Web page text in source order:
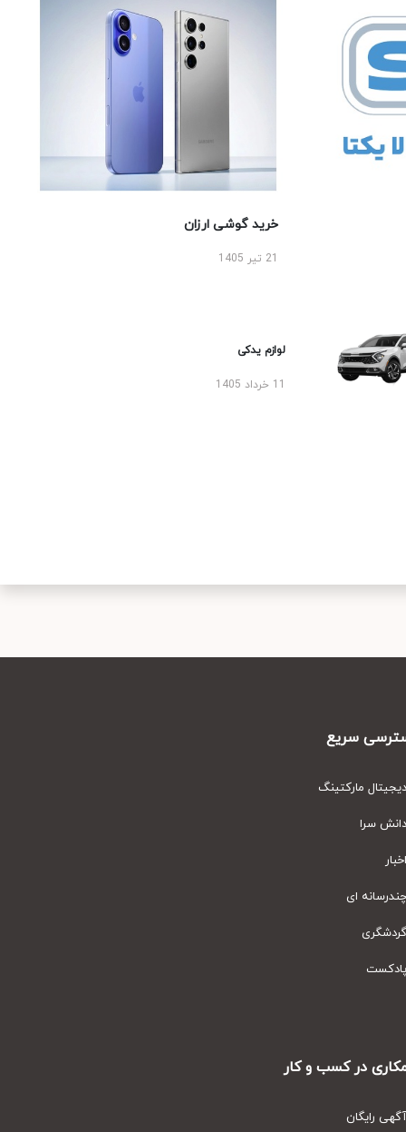
خرید گوشی ارزان
لوازم یدکی
سریع
مارکتینگ
سرا
ای
در کسب و کار
رایگان